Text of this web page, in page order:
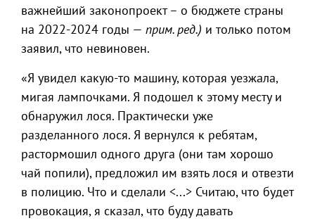
важнейший законопроект – о бюджете страны
на 2022-2024 годы — прим. ред.) и только потом
заявил, что невиновен.
«Я увидел какую-то машину, которая уезжала,
мигая лампочками. Я подошел к этому месту и
обнаружил лося. Практически уже
разделанного лося. Я вернулся к ребятам,
растормошил одного друга (они там хорошо
чай попили), предложил им взять лося и отвезти
в полицию. Что и сделали <...> Считаю, что будет
провокация, я сказал, что буду давать